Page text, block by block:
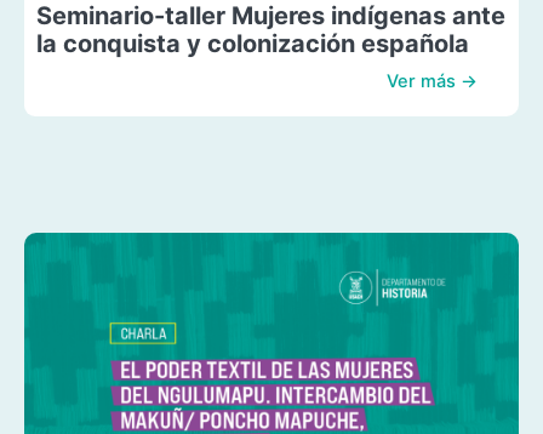
Seminario-taller Mujeres indígenas ante
la conquista y colonización española
Ver más →